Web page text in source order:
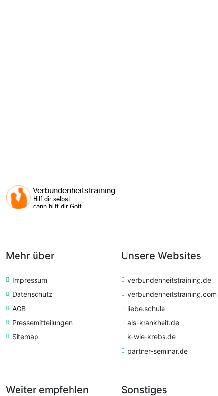
Mehr über
Impressum
Datenschutz
AGB
Pressemitteilungen
Sitemap
Unsere Websites
verbundenheitstraining.de
verbundenheitstraining.com
liebe.schule
als-krankheit.de
k-wie-krebs.de
partner-seminar.de
Weiter empfehlen Sonstiges